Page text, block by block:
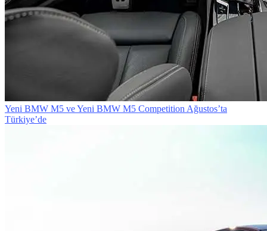
Yeni BMW M5 ve Yeni BMW M5 Competition Ağustos’ta
Türkiye’de